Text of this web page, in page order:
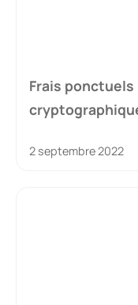
Frais
2 septembre 2022